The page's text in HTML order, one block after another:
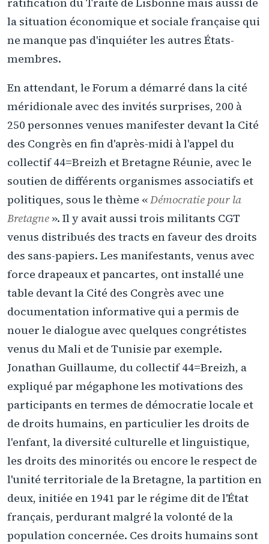
la situation économique et sociale française qui
ne manque pas d'inquiéter les autres États-
membres.
En attendant, le Forum a démarré dans la cité
méridionale avec des invités surprises, 200 à
250 personnes venues manifester devant la Cité
des Congrès en fin d'après-midi à l'appel du
collectif 44=Breizh et Bretagne Réunie, avec le
soutien de différents organismes associatifs et
politiques, sous le thème «Démocratie pour la
Bretagne ». Il y avait aussi trois militants CGT
venus distribués des tracts en faveur des droits
des sans-papiers. Les manifestants, venus avec
force drapeaux et pancartes, ont installé une
table devant la Cité des Congrès avec une
documentation informative qui a permis de
nouer le dialogue avec quelques congrétistes
venus du Mali et de Tunisie par exemple.
Jonathan Guillaume, du collectif 44=Breizh, a
expliqué par mégaphone les motivations des
participants en termes de démocratie locale et
de droits humains, en particulier les droits de
l'enfant, la diversité culturelle et linguistique,
les droits des minorités ou encore le respect de
l'unité territoriale de la Bretagne, la partition en
deux, initiée en 1941 par le régime dit de l'État
français, perdurant malgré la volonté de la
population concernée. Ces droits humains sont